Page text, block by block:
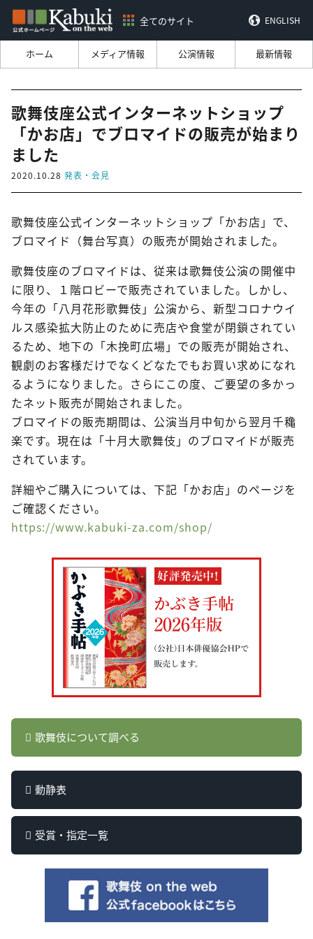
全てのサイト ENGLISH
ホーム メディア情報 公演情報 最新情報
歌舞伎座公式インターネットショップ
「かお店」でブロマイドの販売が始まり
ました
2020.10.28 発表・会見
歌舞伎座公式インターネットショップ「かお店」で、
ブロマイド（舞台写真）の販売が開始されました。
歌舞伎座のブロマイドは、従来は歌舞伎公演の開催中
に限り、１階ロビーで販売されていました。しかし、
今年の「八月花形歌舞伎」公演から、新型コロナウイ
ルス感染拡大防止のために売店や食堂が閉鎖されてい
るため、地下の「木挽町広場」での販売が開始され、
観劇のお客様だけでなくどなたでもお買い求めになれ
るようになりました。さらにこの度、ご要望の多かっ
たネット販売が開始されました。
ブロマイドの販売期間は、公演当月中旬から翌月千穐
楽です。現在は「十月大歌舞伎」のブロマイドが販売
されています。
詳細やご購入については、下記「かお店」のページを
ご確認ください。
https://www.kabuki-za.com/shop/
歌舞伎について調べる
動静表
受賞・指定一覧